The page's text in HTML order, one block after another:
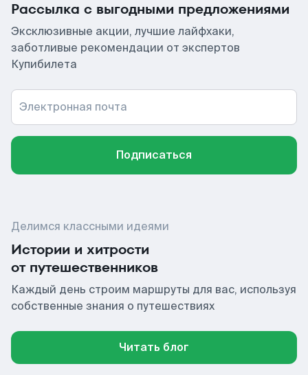
Рассылка с выгодными предложениями
Эксклюзивные акции, лучшие лайфхаки,
заботливые рекомендации от экспертов
Купибилета
Электронная почта
Подписаться
Делимся классными идеями
Истории и хитрости
от путешественников
Каждый день строим маршруты для вас, используя
собственные знания о путешествиях
Читать блог